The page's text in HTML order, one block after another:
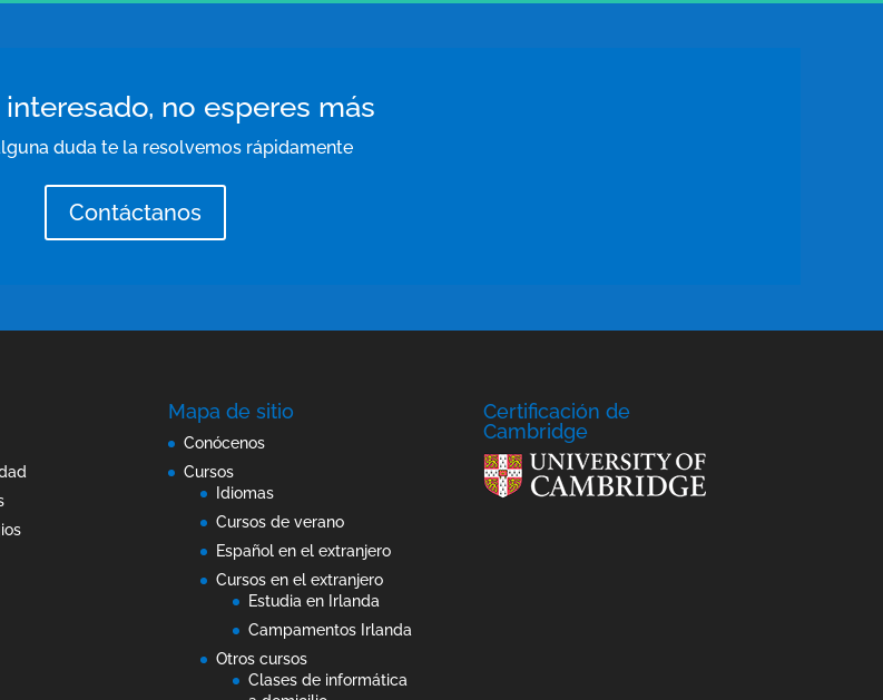
interesado, no esperes más
duda te la resolvemos rápidamente
Contáctanos
Mapa de sitio
Conócenos
Cursos
Idiomas
Cursos de verano
Español en el extranjero
Cursos en el extranjero
Estudia en Irlanda
Campamentos Irlanda
Otros cursos
Clases de informática
Certificación de
Cambridge